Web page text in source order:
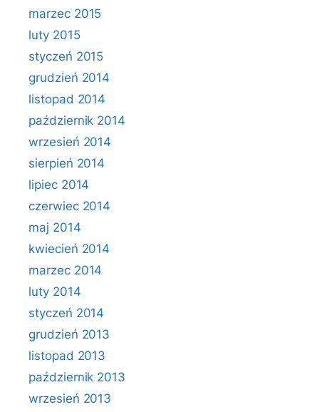
marzec 2015
luty 2015
styczeń 2015
grudzień 2014
listopad 2014
październik 2014
wrzesień 2014
sierpień 2014
lipiec 2014
czerwiec 2014
maj 2014
kwiecień 2014
marzec 2014
luty 2014
styczeń 2014
grudzień 2013
listopad 2013
październik 2013
wrzesień 2013